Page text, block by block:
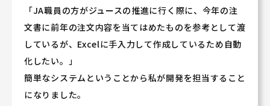
「JA職員の方がジュースの推進に行く際に、今年の注
文書に前年の注文内容を当てはめたものを参考として渡
しているが、Excelに手入力して作成しているため自動
化したい。」
簡単なシステムということから私が開発を担当すること
になりました。